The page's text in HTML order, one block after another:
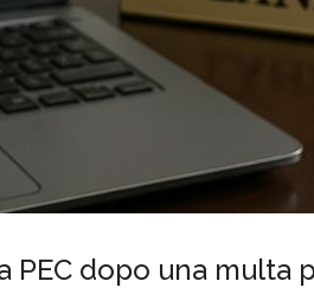
PEC dopo una multa